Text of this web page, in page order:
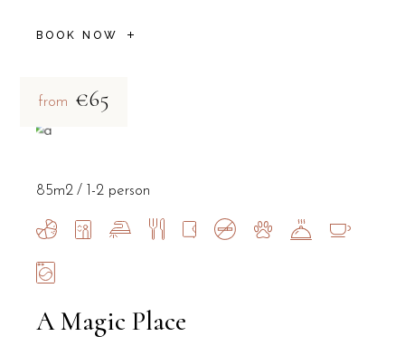
BOOK NOW
from €65
A Magic Place
85m2 1-2 person